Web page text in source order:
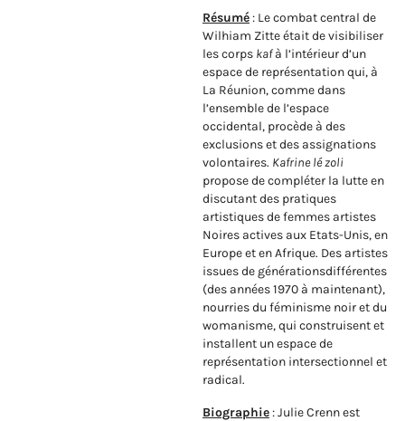
Résumé: Le combat central de
Wilhiam Zitte était de visibiliser
les corps kafà l’intérieur d’un
espace de représentation qui, à
La Réunion, comme dans
l’ensemble de l’espace
occidental, procède à des
exclusions et des assignations
volontaires. Kafrine lé zoli
propose de compléter la lutte en
discutant des pratiques
artistiques de femmes artistes
Noires actives aux Etats-Unis, en
Europe et en Afrique. Des artistes
issues de générationsdifférentes
(des années 1970 à maintenant),
nourries du féminisme noir et du
womanisme, qui construisent et
installent un espace de
représentation intersectionnel et
radical.
Biographie: Julie Crenn est